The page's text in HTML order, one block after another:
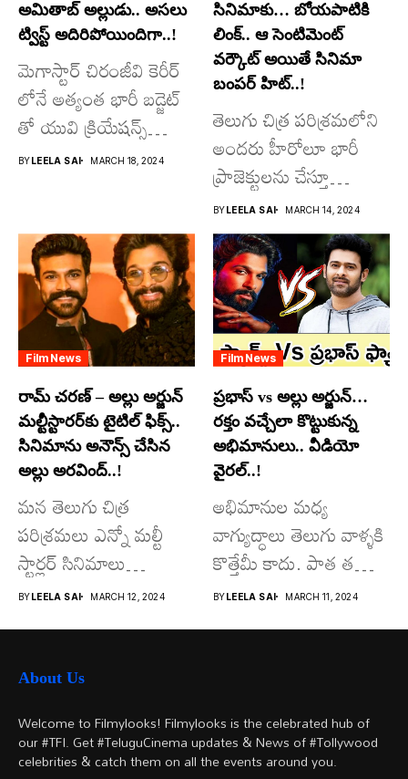
అమితాబ్ అల్లుడు.. అసలు
ట్విస్ట్ అదిరిపోయిందిగా..!
మెగాస్టార్ చిరంజీవి కెరీర్
లోనే అత్యంత భారీ బడ్జెట్
తో యువి క్రియేషన్స్
రూపొందిస్తున్న
BY LEELA SAI MARCH 18, 2024
సినిమాకు… బోయపాటికి
లింక్.. ఆ సెంటిమెంట్
వర్కౌట్ అయితే సినిమా
బంపర్ హిట్..!
తెలుగు చిత్ర పరిశ్రమలోని
అందరు హీరోలూ భారీ
ప్రాజెక్టులను చేస్తూ
దూసుకుపోతోన్నారు.
అందులో కొందరు
మాత్రమే...
BY LEELA SAI MARCH 14, 2024
Film News
రామ్ చరణ్ – అల్లు అర్జున్
మల్టీస్టారర్​కు టైటిల్ ఫిక్స్..
సినిమాను అనౌన్స్ చేసిన
అల్లు అరవింద్..!
మన తెలుగు చిత్ర
పరిశ్రమలు ఎన్నో మల్టీ
స్టార్లర్ సినిమాలు
వచ్చాయి.. కొన్ని సినిమాలు
అయితే...
BYLEELA SAI MARCH 12, 2024
Film News
ప్రభాస్ vs అల్లు అర్జున్…
రక్తం వచ్చేలా కొట్టుకున్న
అభిమానులు.. వీడియో
వైరల్..!
అభిమానుల మధ్య
వాగ్యుద్ధాలు తెలుగు వాళ్ళకి
కొత్తేమీ కాదు. పాత తరం
నటుల నుంచి నేటి...
BYLEELA SAI MARCH 11, 2024
About Us
Welcome to Filmylooks! Filmylooks is the celebrated hub of
our #TFI. Get #TeluguCinema updates & News of #Tollywood
celebrities & catch them on all the events around you.